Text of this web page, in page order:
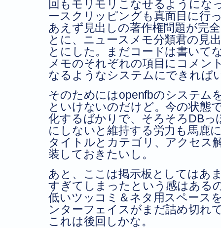
回もモリモリこなせるようにな
ースクリッピングも真面目に行
あえず見出しの著作権問題が完
とに、ニュースメモ分類君の見
とにした。まだコードは書いて
メモのそれぞれの項目にコメン
なるようなシステムにできれば
そのためにはopenfbのシステム
といけないのだけど。今の状態
化するばかりで、そろそろDB
にしないと維持する労力も馬鹿
タイトルとカテゴリ、アクセス
装しておきたいし。
あと、ここは掲示板としてはあ
すぎてしまったという感はある
低いツッコミ＆ネタ用スペース
ンターフェイスがまだ詰め切れ
これは後回しかな。